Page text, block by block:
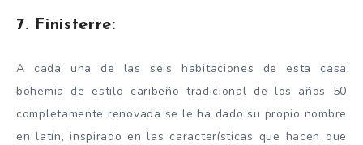
7. Finisterre:
A cada una de las seis habitaciones de esta casa
bohemia de estilo caribeño tradicional de los años 50
completamente renovada se le ha dado su propio nombre
en latín, inspirado en las características que hacen que